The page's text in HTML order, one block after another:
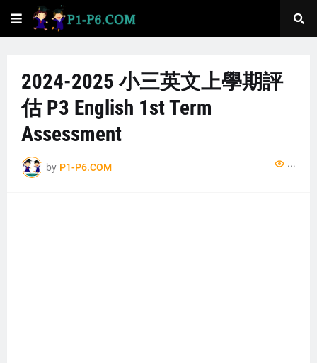
2024-2025 小三英文上學期評
估 P3 English 1st Term
Assessment
by P1-P6.COM ...